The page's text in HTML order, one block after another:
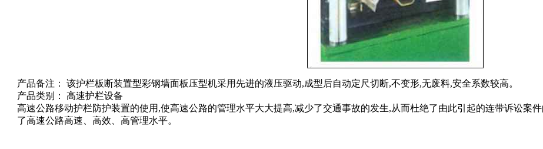
产品备注： 该护栏板断装置型彩钢墙面板压型机采用先进的液压驱动,成型后自动定尺切断,不变形,无废料,安全系数较高。
产品类别： 高速护栏设备
高速公路移动护栏防护装置的使用,使高速公路的管理水平大大提高,减少了交通事故的发生,从而杜绝了由此引起的连带诉讼案
了高速公路高速、高效、高管理水平。